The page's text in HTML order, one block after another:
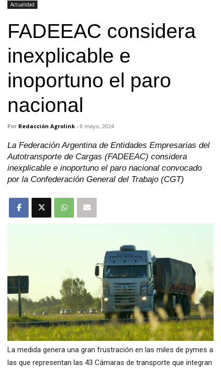
Actualidad
FADEEAC considera
inexplicable e
inoportuno el paro
nacional
Por Redacción Agrolink - 8 mayo, 2024
La Federación Argentina de Entidades Empresarias del
Autotransporte de Cargas (FADEEAC) considera
inexplicable e inoportuno el paro nacional convocado
por la Confederación General del Trabajo (CGT)
La medida genera una gran frustración en las miles de pymes a
las que representan las 43 Cámaras de transporte que integran